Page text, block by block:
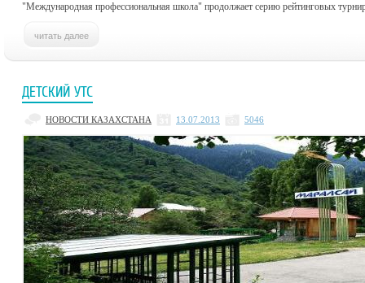
"Международная профессиональная школа" продолжает серию рейтинговых
ДЕТСКИЙ УТС
НОВОСТИ КАЗАХСТАНА 13.07.2013 5046